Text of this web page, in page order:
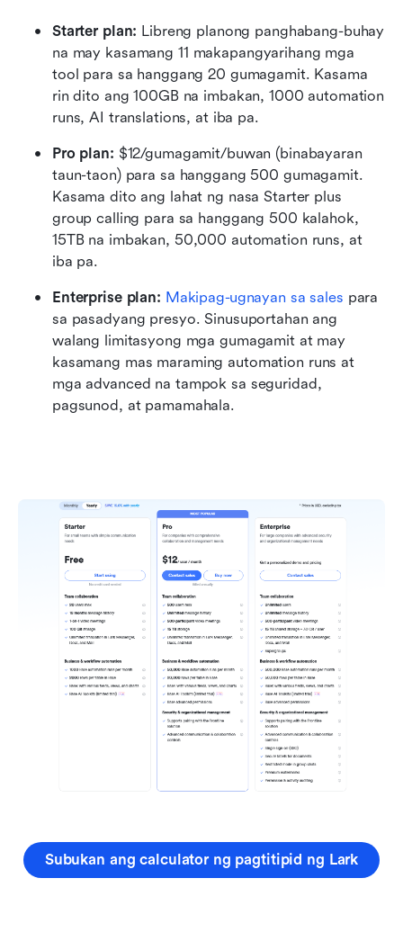
Starter plan: Libreng planong panghabang-buhay
na may kasamang 11 makapangyarihang mga
tool para sa hanggang 20 gumagamit. Kasama
rin dito ang 100GB na imbakan, 1000 automation
runs, AI translations, at iba pa.
Pro plan: $12/gumagamit/buwan (binabayaran
taun-taon) para sa hanggang 500 gumagamit.
Kasama dito ang lahat ng nasa Starter plus
group calling para sa hanggang 500 kalahok,
15TB na imbakan, 50,000 automation runs, at
iba pa.
Enterprise plan: Makipag-ugnayan sa sales para
sa pasadyang presyo. Sinusuportahan ang
walang limitasyong mga gumagamit at may
kasamang mas maraming automation runs at
mga advanced na tampok sa seguridad,
pagsunod, at pamamahala.
Subukan ang calculator ng pagtitipid ng Lark